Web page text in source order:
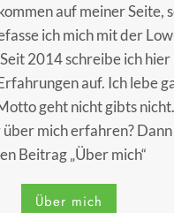
auf meiner Seite,
ich mich mit der
2014 schreibe ich hier
auf. Ich lebe
geht nicht gibts nicht.
mich erfahren?
Beitrag „Über mich“
Über mich